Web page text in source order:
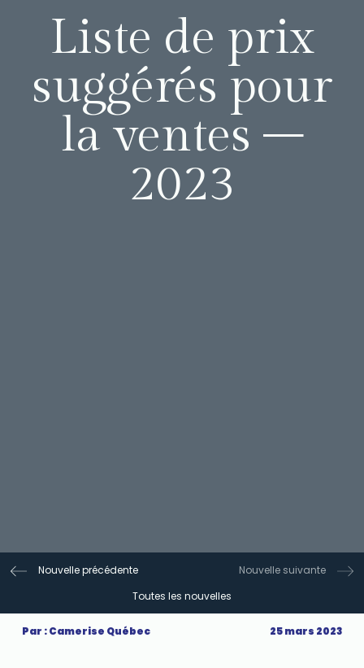
Liste de prix
suggérés pour
la ventes –
2023
Nouvelle précédente
Toutes les nouvelles
Nouvelle suivante
Par : Camerise Québec 25 mars 2023